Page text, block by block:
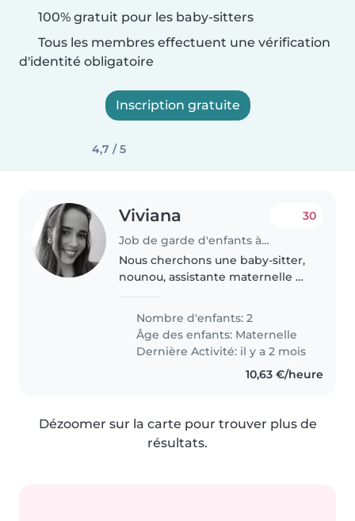
100% gratuit pour les baby-sitters
Tous les membres effectuent une vérification
d'identité obligatoire
Inscription gratuite
4,7 / 5
Viviana
Job de garde d'enfants à Ingré
30
Nous cherchons une baby-sitter,
nounou, assistante maternelle ou
échange de garde d'enfants
pour s'occuper de nos deux
enfants en âge préscolaire. Nos
enfants..
Nombre d'enfants: 2
Âge des enfants: Maternelle
Dernière Activité: il y a 2 mois
10,63 €/heure
Dézoomer sur la carte pour trouver plus de
résultats.